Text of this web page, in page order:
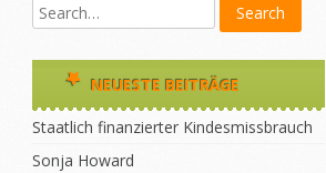
NEUESTE BEITRÄGE
Staatlich finanzierter Kindesmissbrauch
Sonja Howard